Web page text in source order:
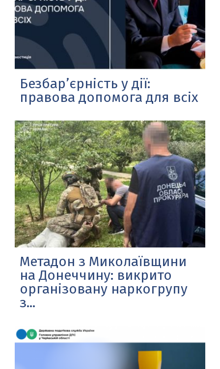
Безбар’єрність у дії:
правова допомога для всіх
Метадон з Миколаївщини
на Донеччину: викрито
організовану наркогрупу
з...